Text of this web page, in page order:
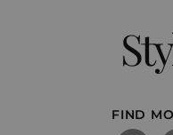
FIND